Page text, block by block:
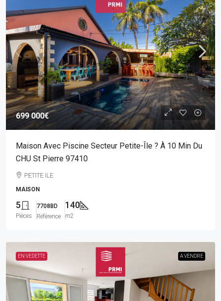
699 000€
Maison Avec Piscine Secteur Petite-Île ? À 10 Min Du
CHU St Pierre 97410
PETITE ILE
MAISON
5
Pièces
7708BD
Référence
140
m2
EN VEDETTE A VENDRE